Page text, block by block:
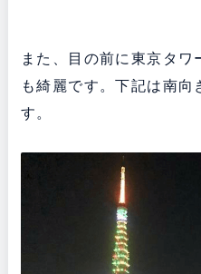
また、目の前に東京タワ
も綺麗です。下記は南
す。